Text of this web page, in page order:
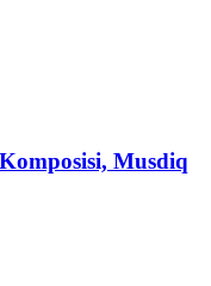
Musdiq